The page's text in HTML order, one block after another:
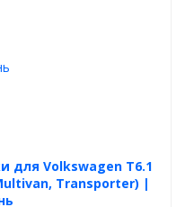
для Volkswagen T6.1
Transporter) |